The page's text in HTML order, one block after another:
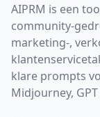
AIPRM is een
community-
marketing-,
klare prompts
Midjourney,